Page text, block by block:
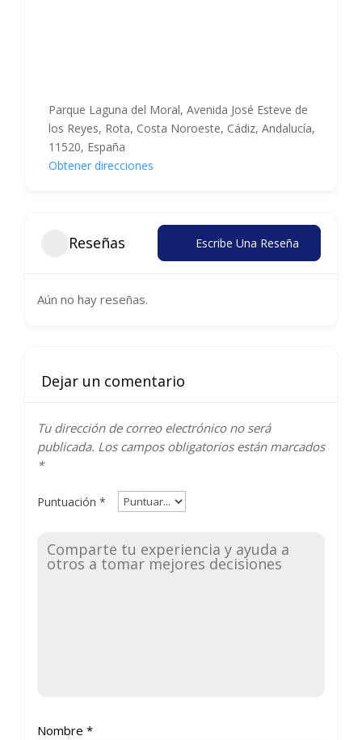
Parque Laguna del Moral, Avenida José Esteve de
los Reyes, Rota, Costa Noroeste, Cádiz, Andalucía,
11520, España
Obtener direcciones
Reseñas Escribe Una Reseña
Aún no hay reseñas.
Dejar un comentario
Tu dirección de correo electrónico no será
publicada. Los campos obligatorios están marcados
*
Puntuación *
Nombre *